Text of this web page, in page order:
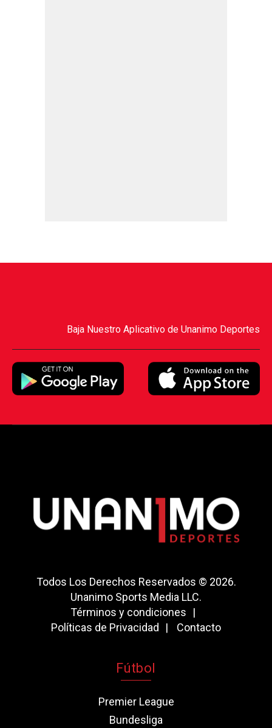
Baja Nuestro Aplicativo de Unanimo Deportes
Todos Los Derechos Reservados © 2026.
Unanimo Sports Media LLC.
Términos y condiciones
Políticas de Privacidad
Contacto
Fútbol
Premier League
Bundesliga